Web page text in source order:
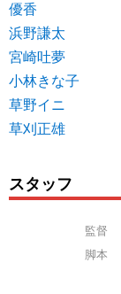
優香
浜野謙太
宮崎吐夢
小林きな子
草野イニ
草刈正雄
スタッフ
監督
脚本